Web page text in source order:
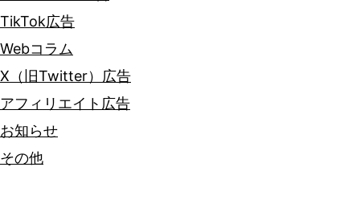
TikTok広告
Webコラム
X（旧Twitter）広告
アフィリエイト広告
お知らせ
その他